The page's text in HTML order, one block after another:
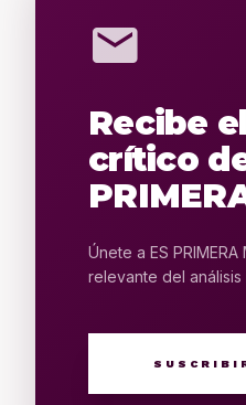
mail
Recibe
crítico
Únete a ES
relevante del